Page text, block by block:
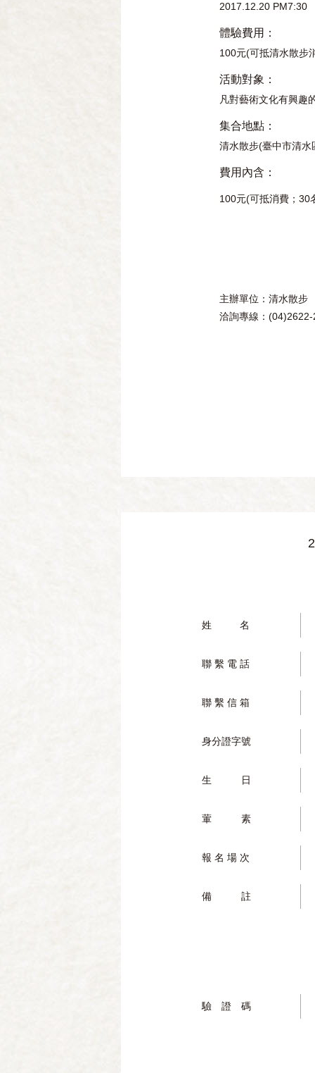
2017.12.20 PM7:30
體驗費用：
100元(可抵清水散步
活動對象：
凡對藝術文化有興趣
集合地點：
清水散步(臺中市清水
費用內含：
100元(可抵消費；30
主辦單位：清水散步
洽詢專線：
姓 名
聯 繫 電 話
聯 繫 信 箱
身分證字號
生 日
葷 素
報 名 場 次
備 註
驗 證 碼